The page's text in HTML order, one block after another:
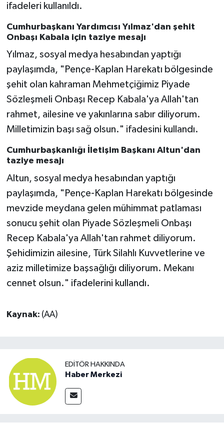
ifadeleri kullanıldı.
Cumhurbaşkanı Yardımcısı Yılmaz'dan şehit
Onbaşı Kabala için taziye mesajı
Yılmaz, sosyal medya hesabından yaptığı
paylaşımda, "Pençe-Kaplan Harekatı bölgesinde
şehit olan kahraman Mehmetçiğimiz Piyade
Sözleşmeli Onbaşı Recep Kabala'ya Allah'tan
rahmet, ailesine ve yakınlarına sabır diliyorum.
Milletimizin başı sağ olsun." ifadesini kullandı.
Cumhurbaşkanlığı İletişim Başkanı Altun'dan
taziye mesajı
Altun, sosyal medya hesabından yaptığı
paylaşımda, "Pençe-Kaplan Harekatı bölgesinde
mevzide meydana gelen mühimmat patlaması
sonucu şehit olan Piyade Sözleşmeli Onbaşı
Recep Kabala'ya Allah'tan rahmet diliyorum.
Şehidimizin ailesine, Türk Silahlı Kuvvetlerine ve
aziz milletimize başsağlığı diliyorum. Mekanı
cennet olsun." ifadelerini kullandı.
Kaynak: (AA)
EDITÖR HAKKINDA
Haber Merkezi